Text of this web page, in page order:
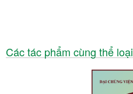
Các tác phẩm cùng thể loại